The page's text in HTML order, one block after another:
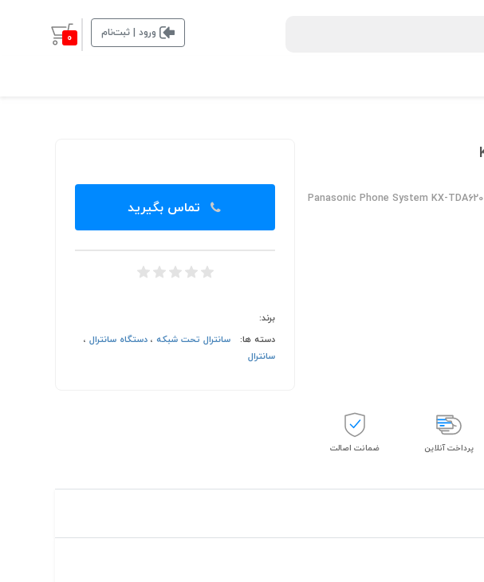
ورود | ثبت‌نام 0
Panasonic Phone System KX-TDA620
پرداخت آنلاین ضمانت اصالت
تماس بگیرید
برند:
دسته ها:
سانترال تحت شبکه، دستگاه سانترال،
سانترال